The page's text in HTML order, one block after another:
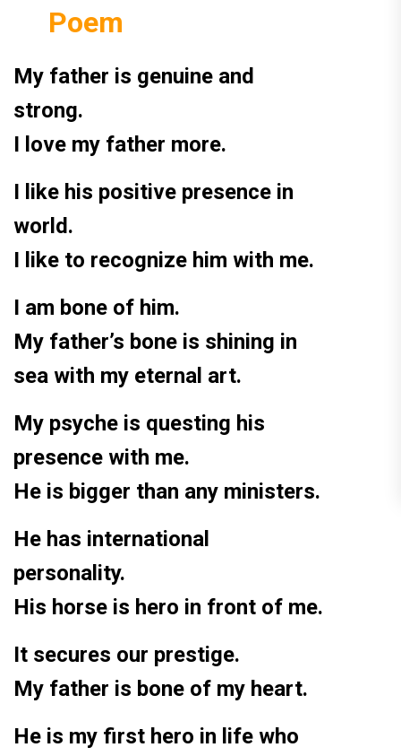
Poem
My father is genuine and
strong.
I love my father more.
I like his positive presence in
world.
I like to recognize him with me.
I am bone of him.
My father’s bone is shining in
sea with my eternal art.
My psyche is questing his
presence with me.
He is bigger than any ministers.
He has international
personality.
His horse is hero in front of me.
It secures our prestige.
My father is bone of my heart.
He is my first hero in life who